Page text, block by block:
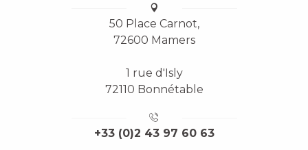
50 Place Carnot,
72600 Mamers
1 rue d'Isly
72110 Bonnétable
+33 (0)2 43 97 60 63